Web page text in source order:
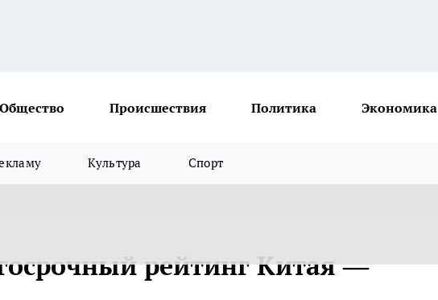
Общество Происшествия Политика Экономика
Культура Спорт
рейтинг Китая —